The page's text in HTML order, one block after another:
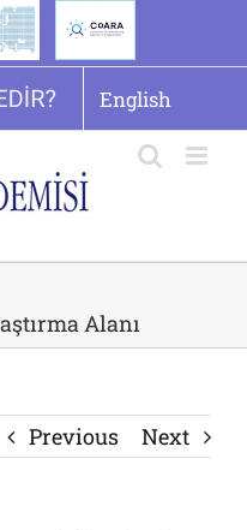
English
Alanı
Previous Next